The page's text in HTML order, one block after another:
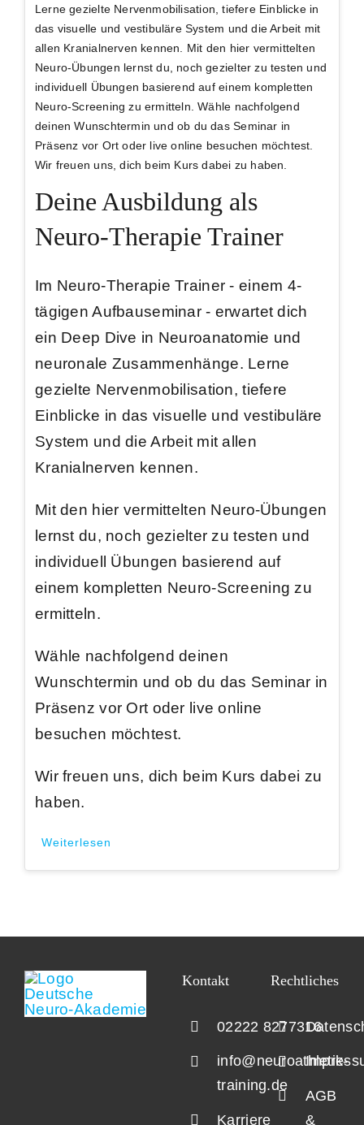
Lerne gezielte Nervenmobilisation, tiefere Einblicke in
das visuelle und vestibuläre System und die Arbeit mit
allen Kranialnerven kennen. Mit den hier vermittelten
Neuro-Übungen lernst du, noch gezielter zu testen und
individuell Übungen basierend auf einem kompletten
Neuro-Screening zu ermitteln. Wähle nachfolgend
deinen Wunschtermin und ob du das Seminar in
Präsenz vor Ort oder live online besuchen möchtest.
Wir freuen uns, dich beim Kurs dabei zu haben.
Deine Ausbildung als
Neuro-Therapie Trainer
Im Neuro-Therapie Trainer - einem 4-
tägigen Aufbauseminar - erwartet dich
ein Deep Dive in Neuroanatomie und
neuronale Zusammenhänge. Lerne
gezielte Nervenmobilisation, tiefere
Einblicke in das visuelle und vestibuläre
System und die Arbeit mitallen
Kranialnerven kennen.
Mit den hier vermittelten Neuro-Übungen
lernst du, noch gezielter zu testen und
individuell Übungen basierend auf
einem kompletten Neuro-Screening zu
ermitteln.
Wähle nachfolgend deinen
Wunschtermin und ob du das Seminar in
Präsenz vor Ort oder live online
besuchen möchtest.
Wir freuen uns, dich beim Kurs dabei zu
haben.
Weiterlesen
Kontakt
02222 8277316
info@neuroathletik-
training.de
Karriere
Rechtliches
AGB
&